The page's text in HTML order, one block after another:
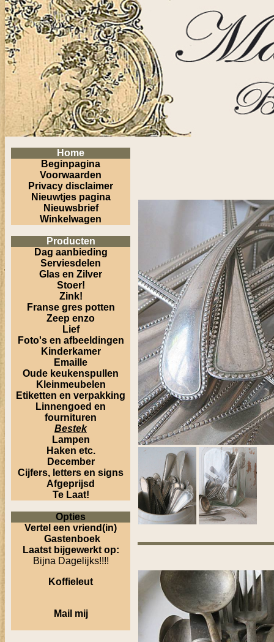
Home
Beginpagina
Voorwaarden
Privacy disclaimer
Nieuwtjes pagina
Nieuwsbrief
Winkelwagen
Producten
Dag aanbieding
Serviesdelen
Glas en Zilver
Stoer!
Zink!
Franse gres potten
Zeep enzo
Lief
Foto's en afbeeldingen
Kinderkamer
Emaille
Oude keukenspullen
Kleinmeubelen
Etiketten en verpakking
Linnengoed en
fournituren
Bestek
Lampen
Haken etc.
December
Cijfers, letters en signs
Afgeprijsd
Te Laat!
Opties
Vertel een vriend(in)
Gastenboek
Laatst bijgewerkt op:
Bijna Dagelijks!!!!
Koffieleut
Mail mij